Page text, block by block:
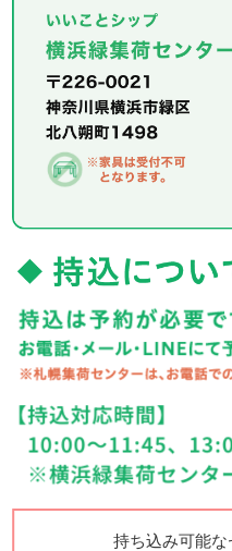
持ち込み可能